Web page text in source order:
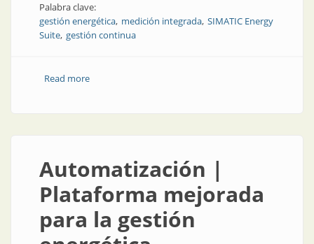
Palabra clave:
gestión energética medición integrada SIMATIC Energy
Suite gestión continua
Read moreabout Gestión energética desde el sistema de
Automatización |
Plataforma mejorada
para la gestión